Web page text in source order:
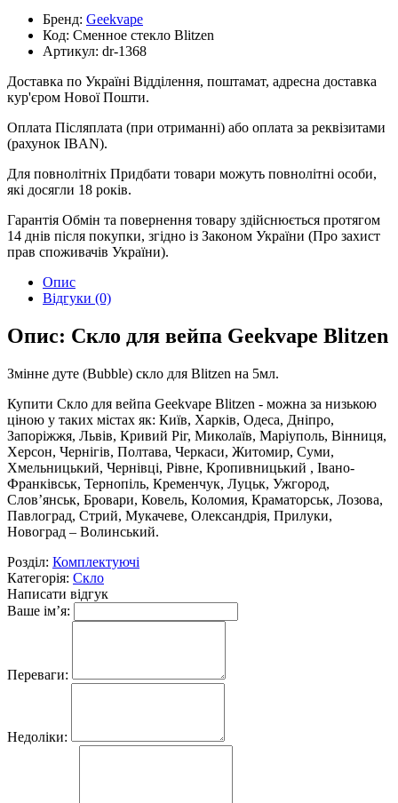
Бренд: Geekvape
Код: Сменное стекло Blitzen
Артикул: dr-1368
Доставка по Україні Відділення, поштамат, адресна доставка
кур'єром Нової Пошти.
Оплата Післяплата (при отриманні) або оплата за реквізитами
(рахунок IBAN).
Для повнолітніх Придбати товари можуть повнолітні особи,
які досягли 18 років.
Гарантія Обмін та повернення товару здійснюється протягом
14 днів після покупки, згідно із Законом України (Про захист
прав споживачів України).
Опис
Відгуки (0)
Опис: Скло для вейпа Geekvape Blitzen
Змінне дуте (Bubble) скло для Blitzen на 5мл.
Купити Скло для вейпа Geekvape Blitzen - можна за низькою
ціною у таких містах як: Київ, Харків, Одеса, Дніпро,
Запоріжжя, Львів, Кривий Ріг, Миколаїв, Маріуполь, Вінниця,
Херсон, Чернігів, Полтава, Черкаси, Житомир, Суми,
Хмельницький, Чернівці, Рівне, Кропивницький , Івано-
Франківськ, Тернопіль, Кременчук, Луцьк, Ужгород,
Слов’янськ, Бровари, Ковель, Коломия, Краматорськ, Лозова,
Павлоград, Стрий, Мукачеве, Олександрія, Прилуки,
Новоград – Волинський.
Розділ: Комплектуючі
Категорія: Скло
Написати відгук
Ваше ім’я:
Переваги:
Недоліки: